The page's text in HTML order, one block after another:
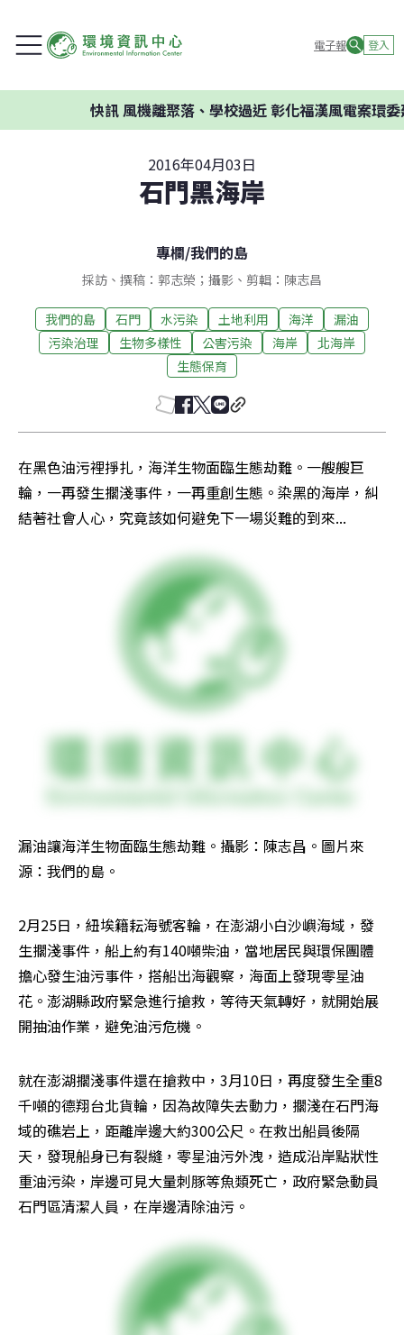
電子報 登入
風機離聚落、學校過近 彰化福漢風電案環委建議
2016年04月03日
石門黑海岸
專欄/我們的島
採訪、撰稿：郭志榮；攝影、剪輯：陳志昌
我們的島 石門 水污染 土地利用 海洋
漏油
污染治理
生物多樣性 公害污染 海岸
北海岸
生態保育
在黑色油污裡掙扎，海洋生物面臨生態劫難。一艘艘巨
輪，一再發生擱淺事件，一再重創生態。染黑的海岸，糾
結著社會人心，究竟該如何避免下一場災難的到來...
漏油讓海洋生物面臨生態劫難。攝影：陳志昌。圖片來
源：我們的島。
2月25日，紐埃籍耘海號客輪，在澎湖小白沙嶼海域，發
生擱淺事件，船上約有140噸柴油，當地居民與環保團體
擔心發生油污事件，搭船出海觀察，海面上發現零星油
花。澎湖縣政府緊急進行搶救，等待天氣轉好，就開始展
開抽油作業，避免油污危機。
就在澎湖擱淺事件還在搶救中，3月10日，再度發生全重8
千噸的德翔台北貨輪，因為故障失去動力，擱淺在石門海
域的礁岩上，距離岸邊大約300公尺。在救出船員後隔
天，發現船身已有裂縫，零星油污外洩，造成沿岸點狀性
重油污染，岸邊可見大量刺豚等魚類死亡，政府緊急動員
石門區清潔人員，在岸邊清除油污。